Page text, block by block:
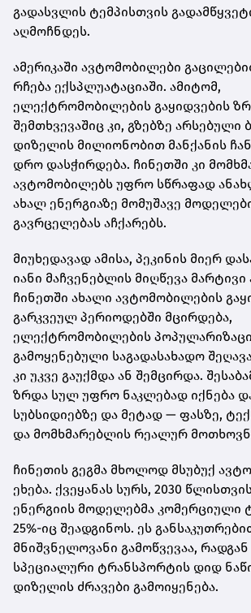
გადასვლის ტემპისთვის
აღმოჩნდეს.
ამერიკაში ავტომობილები
რჩება ექსპლუატაციაში. ამიტომ,
ელექტრომობილების გაყიდვების
შემთხვევაშიც კი, გზებზე არსებული
დიზელის მილიონობით მანქანის
დრო დასჭირდება. ჩინეთში კი
ავტომობილებს უფრო სწრაფად
ახალ ენერგიაზე მომუშავე
გავრცელებას აჩქარებს.
მიუხედავად ამისა, პეკინის მიერ
იანი მაჩვენებლის მიღწევა მარტივი
ჩინეთში ახალი ავტომობილების
გარკვეულ პერიოდებში მცირდება,
ელექტრომობილების
გამოყენებული საგადასახადო
კი უკვე გაუქმდა ან შემცირდა.
ზრდა სულ უფრო ნაკლებად იქნება
სუბსიდიებზე და მეტად — ფასზე,
და მომხმარებლის რეალურ
ჩინეთის გეგმა მხოლოდ მსუბუქ
ეხება. ქვეყანას სურს, 2030
ენერგიის მოდელებმა კომერციული
25%-იც შეადგინოს. ეს
მნიშვნელოვანი გამოწვევაა,
სპეციალური ტრანსპორტის დიდ
დიზელის ძრავები გამოიყენება.